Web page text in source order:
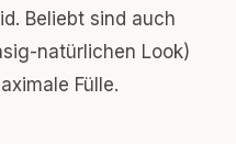
Beliebt sind auch
natürlichen Look)
Fülle.